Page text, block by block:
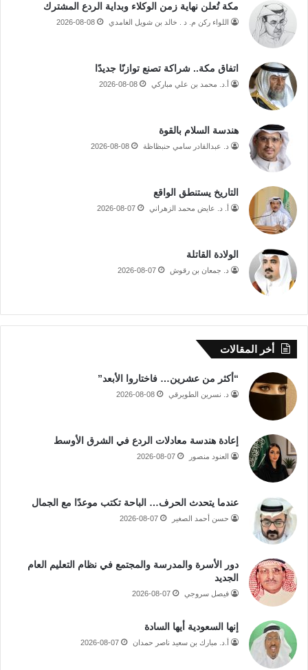
مكة تُعلن نهاية زمن الوكلاء وبداية الردع المشترك
اللواء ركن م. د . خالد بن شويل الغامدي 2026-08-08
اتفاق مكة.. شراكة تصنع توازنًا جديدًا
أ.د. محمد بن علي مباركي 2026-08-08
هندسة السلام بالقوة
د. عبدالقادر سامي حنبظاظة 2026-08-08
التاريخ يستنطق الواقع
أ. د. عايض محمد الزهراني 2026-08-07
الولادة القاتلة
د. جمعان بن رقوش 2026-08-07
أخر المقالات
“أكثر من عشرين… فاختاروا الأبعد”
د. نسرين الطويرقي 2026-08-08
إعادة هندسة معادلات الردع في الشرق الأوسط
العنود منصور 2026-08-07
عندما يتحدث الحرف… الباحة تكتب موعدًا مع الجمال
حسن أحمد الصغير 2026-08-07
دور الأسرة والمدرسة والمجتمع في نظام التعليم العام
الجديد
فيصل سروجي 2026-08-07
إنها السعودية أيها السادة
أ.د. مبارك بن سعيد ناصر حمدان 2026-08-07